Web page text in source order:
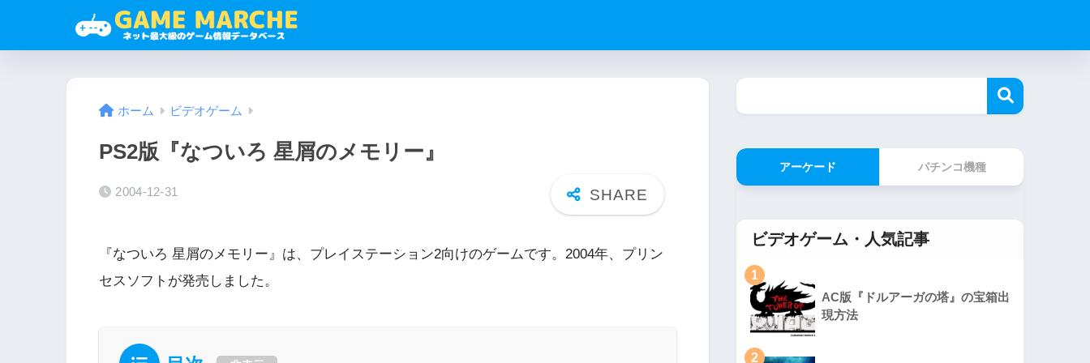
ホーム ビデオゲーム
PS2版『なついろ 星屑のメモリー』
2004-12-31
『なついろ 星屑のメモリー』は、プレイステーション2向けのゲームです。2004年、プリン
セスソフトが発売しました。
アーケード パチンコ機種
ビデオゲーム・人気記事
1
AC版『ドルアーガの塔』の宝箱出
現方法
2